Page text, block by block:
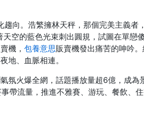
向。浩繁擁林天秤，那個完美主義者
空的藍色光束刺出圓規，試圖在單戀
機， 包養意思販賣機發出痛苦的呻吟
地、血脈相連。
氛火爆全網，話題播放量超6億，成為
帶流量，推進不雅賽、游玩、餐飲、